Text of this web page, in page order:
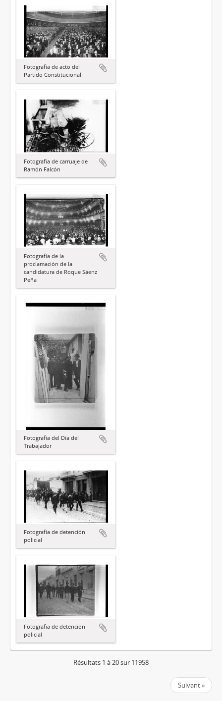
Fotografía de acto del
Partido Constitucional
Fotografía de carruaje de
Ramón Falcón
Fotografía de la
proclamación de la
candidatura de Roque Sáenz
Peña
Fotografía del Día del
Trabajador
Fotografía de detención
policial
Fotografía de detención
policial
Résultats 1 à 20 sur 11958
Suivant »